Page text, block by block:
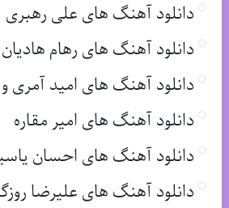
دانلود آهنگ های علی رهبری
دانلود آهنگ های رهام هادیان
دانلود آهنگ های امید
دانلود آهنگ های امیر مقاره
دانلود آهنگ های احسان
دانلود آهنگ های علیرضا